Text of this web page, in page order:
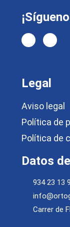
Legal
Aviso legal
Política de
Política de
Datos
934 23 13
Carrer de